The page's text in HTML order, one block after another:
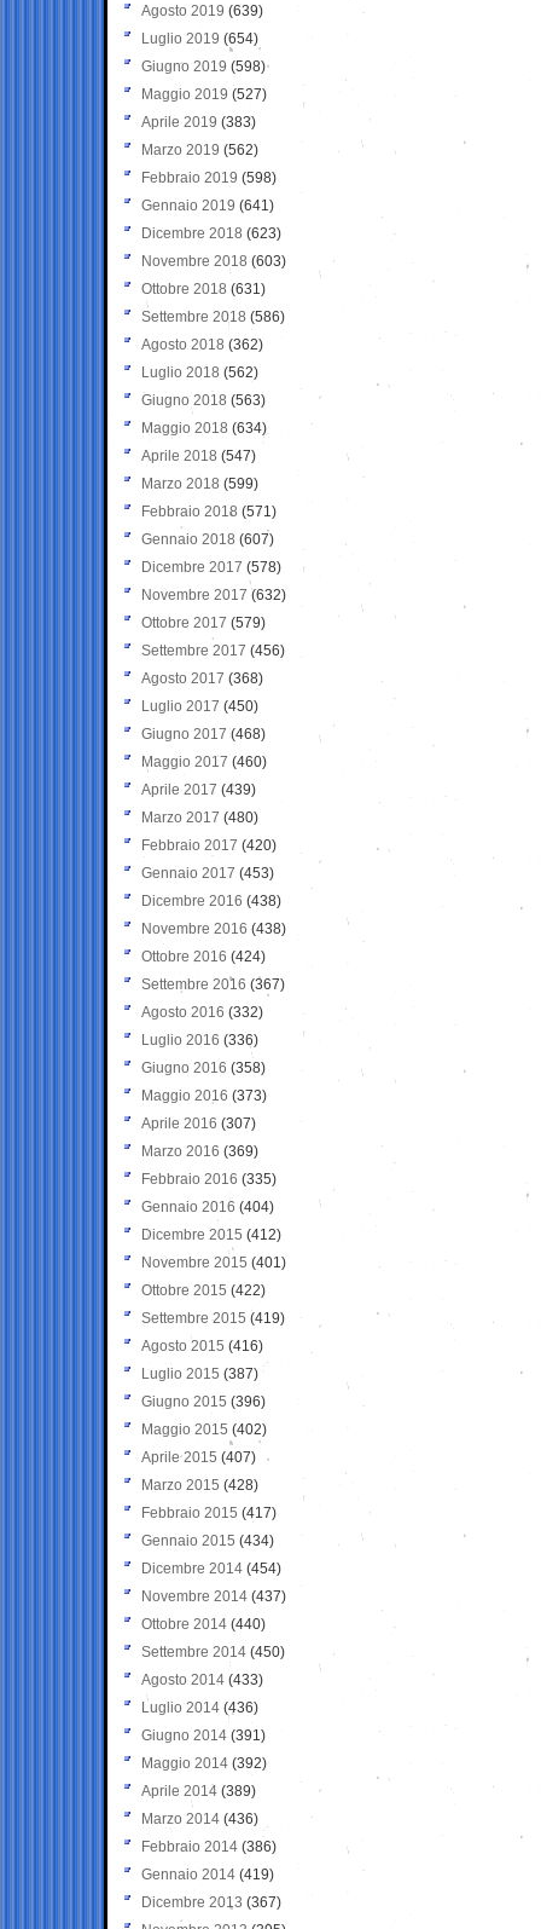
Agosto 2019 (639)
Luglio 2019 (654)
Giugno 2019 (598)
Maggio 2019 (527)
Aprile 2019 (383)
Marzo 2019 (562)
Febbraio 2019 (598)
Gennaio 2019 (641)
Dicembre 2018 (623)
Novembre 2018 (603)
Ottobre 2018 (631)
Settembre 2018 (586)
Agosto 2018 (362)
Luglio 2018 (562)
Giugno 2018 (563)
Maggio 2018 (634)
Aprile 2018 (547)
Marzo 2018 (599)
Febbraio 2018 (571)
Gennaio 2018 (607)
Dicembre 2017 (578)
Novembre 2017 (632)
Ottobre 2017 (579)
Settembre 2017 (456)
Agosto 2017 (368)
Luglio 2017 (450)
Giugno 2017 (468)
Maggio 2017 (460)
Aprile 2017 (439)
Marzo 2017 (480)
Febbraio 2017 (420)
Gennaio 2017 (453)
Dicembre 2016 (438)
Novembre 2016 (438)
Ottobre 2016 (424)
Settembre 2016 (367)
Agosto 2016 (332)
Luglio 2016 (336)
Giugno 2016 (358)
Maggio 2016 (373)
Aprile 2016 (307)
Marzo 2016 (369)
Febbraio 2016 (335)
Gennaio 2016 (404)
Dicembre 2015 (412)
Novembre 2015 (401)
Ottobre 2015 (422)
Settembre 2015 (419)
Agosto 2015 (416)
Luglio 2015 (387)
Giugno 2015 (396)
Maggio 2015 (402)
Aprile 2015 (407)
Marzo 2015 (428)
Febbraio 2015 (417)
Gennaio 2015 (434)
Dicembre 2014 (454)
Novembre 2014 (437)
Ottobre 2014 (440)
Settembre 2014 (450)
Agosto 2014 (433)
Luglio 2014 (436)
Giugno 2014 (391)
Maggio 2014 (392)
Aprile 2014 (389)
Marzo 2014 (436)
Febbraio 2014 (386)
Gennaio 2014 (419)
Dicembre 2013 (367)